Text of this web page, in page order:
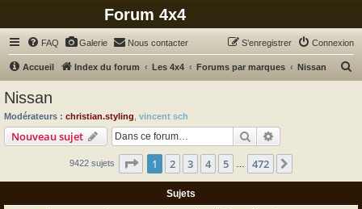
Forum 4x4
FAQ Galerie Nous contacter Connexion
S’enregistrer
Accueil Index du forum Les 4x4 Forums par marques Nissan
c
Nissan
Modérateurs : christian.styling vincent sch
Nouveau sujet Rechercher
9422 sujets Page 1sur472
1 2 3 4 5 472
Sujets